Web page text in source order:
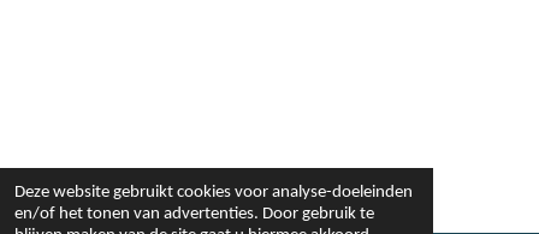
Deze website gebruikt cookies voor analyse-doeleinden
en/of het tonen van advertenties. Door gebruik te